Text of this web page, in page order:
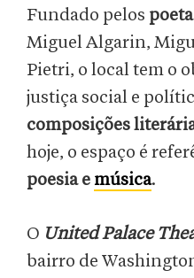
Fundado pelos
Miguel Algarin,
Pietri, o local tem o
justiça social e
composições
hoje, o espaço é
poesia e música.
O United Palace
bairro de